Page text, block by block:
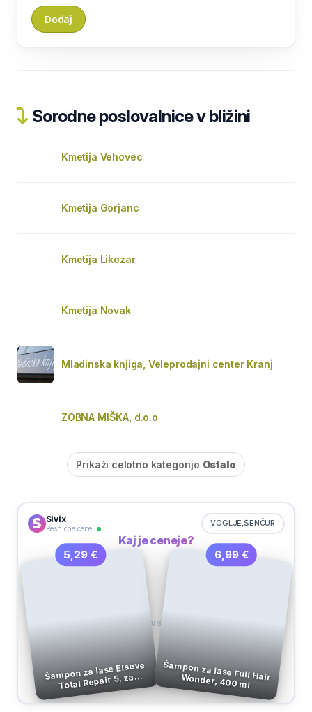
Sorodne poslovalnice v bližini
Kmetija Vehovec
Kmetija Gorjanc
Kmetija Likozar
Kmetija Novak
Mladinska knjiga, Veleprodajni center Kranj
ZOBNA MIŠKA, d.o.o
Prikaži celotno kategorijo Ostalo
Sivix
Resnične cene
VOGLJE,ŠENČUR
Kaj je ceneje?
5,29 €
Šampon za lase Elseve
Total Repair 5, za
poškodovane lase,
Loreal, 250 ml
VS
6,99 €
Šampon za lase Full Hair Wonder, 400 ml